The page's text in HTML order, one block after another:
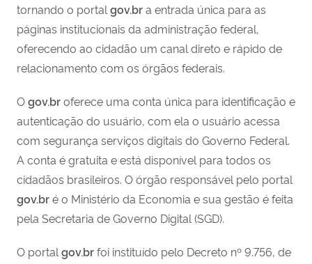
tornando o portal gov.bra entrada única para as
páginas institucionais da administração federal,
oferecendo ao cidadão um canal direto e rápido de
relacionamento com os órgãos federais.
Ogov.broferece uma conta única para identificação e
autenticação do usuário, com ela o usuário acessa
com segurança serviços digitais do Governo Federal.
A conta é gratuita e está disponível para todos os
cidadãos brasileiros. O órgão responsável pelo portal
gov.bré o Ministério da Economia e sua gestão é feita
pela Secretaria de Governo Digital (SGD).
O portal gov.brfoi instituído pelo Decreto nº 9.756, de